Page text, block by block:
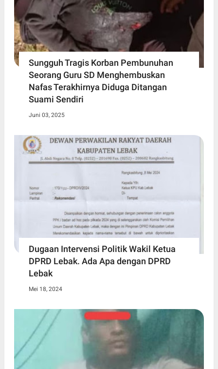
Sungguh Tragis Korban Pembunuhan
Seorang Guru SD Menghembuskan
Nafas Terakhirnya Diduga Ditangan
Suami Sendiri
Juni 03, 2025
Dugaan Intervensi Politik Wakil Ketua
DPRD Lebak. Ada Apa dengan DPRD
Lebak
Mei 18, 2024